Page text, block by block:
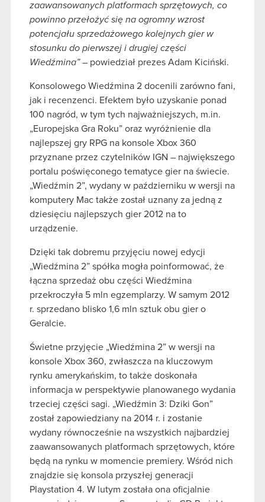
zaawansowanych platformach sprzętowych, co
powinno przełożyć się na ogromny wzrost
potencjału sprzedażowego kolejnych gier w
stosunku do pierwszej i drugiej części
Wiedźmina” – powiedział prezes Adam Kiciński.
Konsolowego Wiedźmina 2 docenili zarówno fani,
jak i recenzenci. Efektem było uzyskanie ponad
100 nagród, w tym tych najważniejszych, m.in.
„Europejska Gra Roku” oraz wyróżnienie dla
najlepszej gry RPG na konsole Xbox 360
przyznane przez czytelników IGN – największego
portalu poświęconego tematyce gier na świecie.
„Wiedźmin 2”, wydany w październiku w wersji na
komputery Mac także został uznany za jedną z
dziesięciu najlepszych gier 2012 na to
urządzenie.
Dzięki tak dobremu przyjęciu nowej edycji
„Wiedźmina 2” spółka mogła poinformować, że
łączna sprzedaż obu części Wiedźmina
przekroczyła 5 mln egzemplarzy. W samym 2012
r. sprzedano blisko 1,6 mln sztuk obu gier o
Geralcie.
Świetne przyjęcie „Wiedźmina 2” w wersji na
konsole Xbox 360, zwłaszcza na kluczowym
rynku amerykańskim, to także doskonała
informacja w perspektywie planowanego wydania
trzeciej części sagi. „Wiedźmin 3: Dziki Gon”
został zapowiedziany na 2014 r. i zostanie
wydany równocześnie na wszystkich najbardziej
zaawansowanych platformach sprzętowych, które
będą na rynku w momencie premiery. Wśród nich
znajdzie się konsola przyszłej generacji
Playstation 4. W lutym została ona oficjalnie